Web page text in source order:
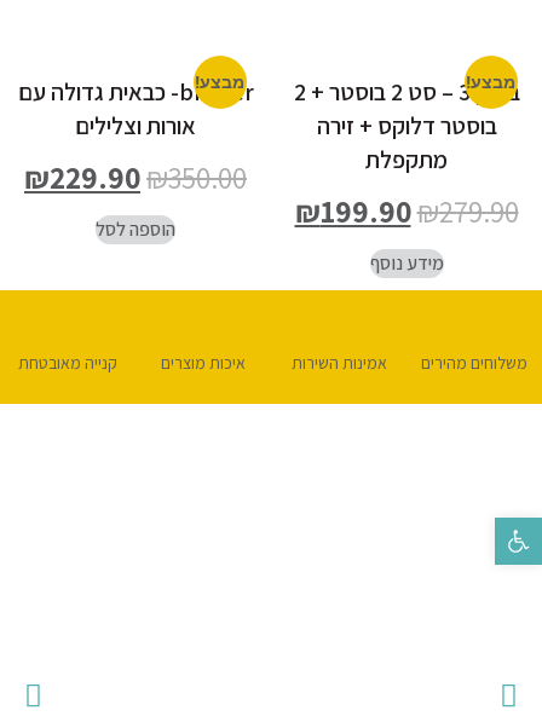
פתח סרגל נגישות
מבצע!
בקוגן 3 – סט 2 בוסטר + 2
בוסטר דלוקס + זירה
מתקפלת
₪279.90
₪199.90
מידע נוסף
מבצע!
bruder- כבאית גדולה עם
אורות וצלילים
₪350.00
₪229.90
הוספה לסל
משלוחים מהירים אמינות השירות איכות מוצרים קנייה מאובטחת